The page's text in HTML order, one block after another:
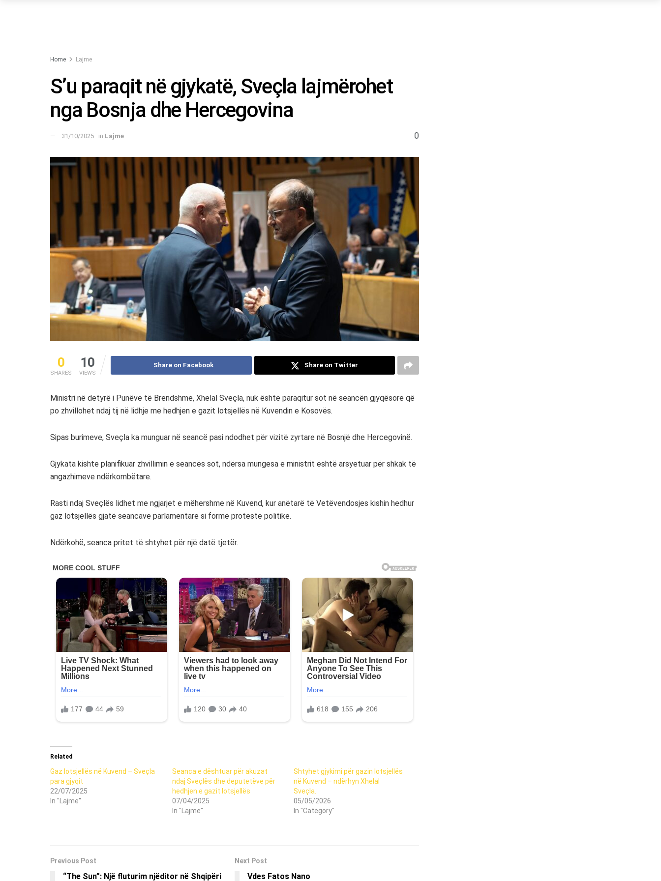
Home Lajme
S’u paraqit në gjykatë, Sveçla lajmërohet
nga Bosnja dhe Hercegovina
31/10/2025 in Lajme 0
0
SHARES
10
VIEWS
Share on Facebook Share on Twitter
Ministri në detyrë i Punëve të Brendshme, Xhelal Sveçla, nuk është paraqitur sot në seancën gjyqësore që
po zhvillohet ndaj tij në lidhje me hedhjen e gazit lotsjellës në Kuvendin e Kosovës.
Sipas burimeve, Sveçla ka munguar në seancë pasi ndodhet për vizitë zyrtare në Bosnjë dhe Hercegovinë.
Gjykata kishte planifikuar zhvillimin e seancës sot, ndërsa mungesa e ministrit është arsyetuar për shkak të
angazhimeve ndërkombëtare.
Rasti ndaj Sveçlës lidhet me ngjarjet e mëhershme në Kuvend, kur anëtarë të Vetëvendosjes kishin hedhur
gaz lotsjellës gjatë seancave parlamentare si formë proteste politike.
Ndërkohë, seanca pritet të shtyhet për një datë tjetër.
Related
Gaz lotsjellës në Kuvend – Sveçla
para gjyqit
22/07/2025
In "Lajme"
Seanca e dështuar për akuzat
ndaj Sveçlës dhe deputetëve për
hedhjen e gazit lotsjellës
07/04/2025
In "Lajme"
Shtyhet gjykimi për gazin lotsjellës
në Kuvend – ndërhyn Xhelal
Sveçla.
05/05/2026
In "Category"
Previous Post
“The Sun”: Një fluturim njëditor në Shqipëri
Next Post
Vdes Fatos Nano